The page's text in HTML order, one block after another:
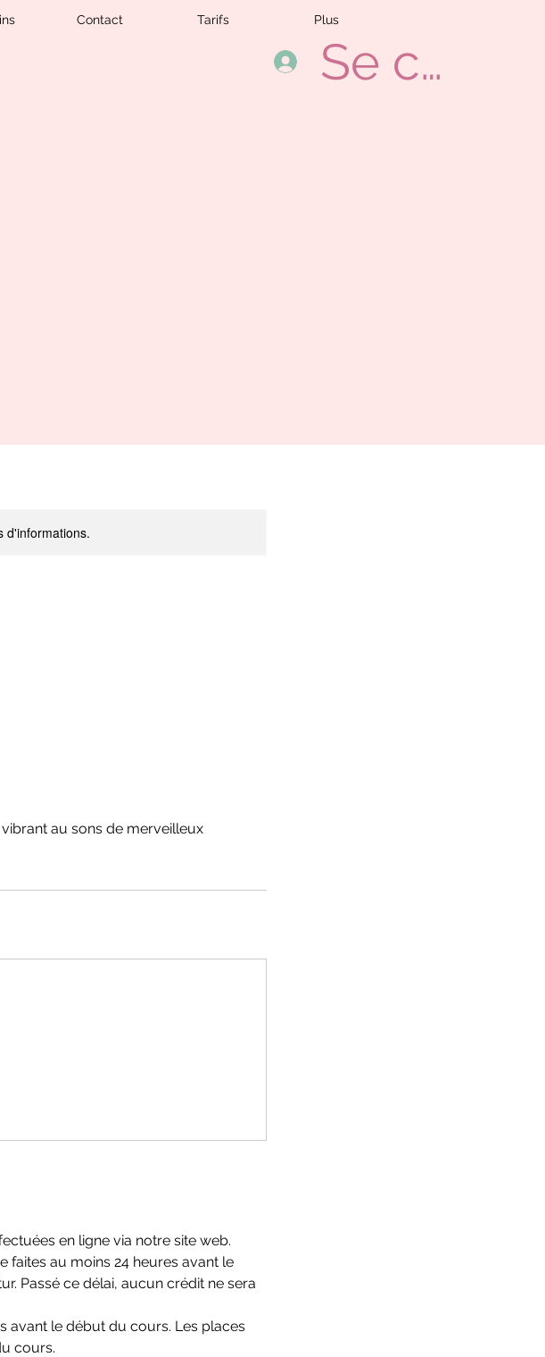
Contact Tarifs Plus
Se
d'informations.
au sons de merveilleux
en ligne via notre site web.
faites au moins 24 heures avant le
Passé ce délai, aucun crédit ne sera
avant le début du cours. Les places
cours.